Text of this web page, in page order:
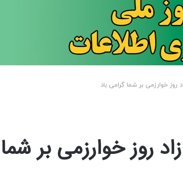
روز خوارزمی بر شما گرامی باد
روز خوارزمی بر شما